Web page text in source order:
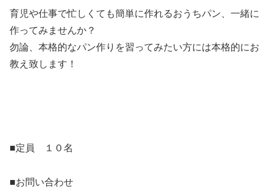
育児や仕事で忙しくても簡単に作れるおうちパン、一緒に
作ってみませんか？
勿論、本格的なパン作りを習ってみたい方には本格的にお
教え致します！
■定員 １０名
■お問い合わせ